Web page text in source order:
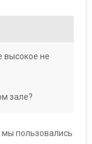
высокое не
зале?
мы пользовались